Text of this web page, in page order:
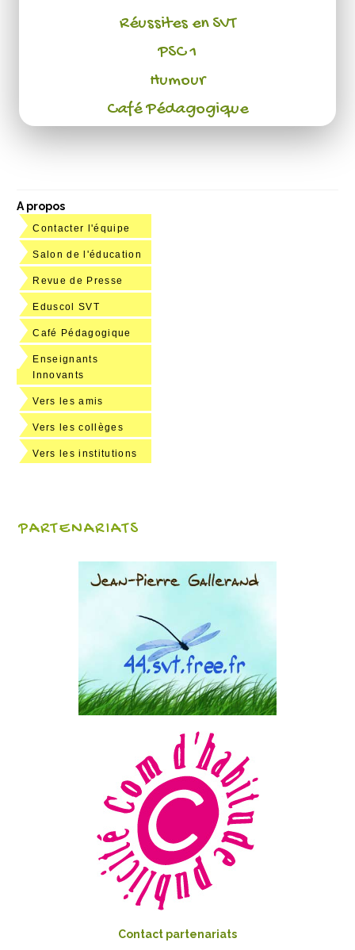
Réussites en SVT
PSC 1
Humour
Café Pédagogique
A propos
Contacter l'équipe
Salon de l'éducation
Revue de Presse
Eduscol SVT
Café Pédagogique
Enseignants
Innovants
Vers les amis
Vers les collèges
Vers les institutions
PARTENARIATS
Contact partenariats